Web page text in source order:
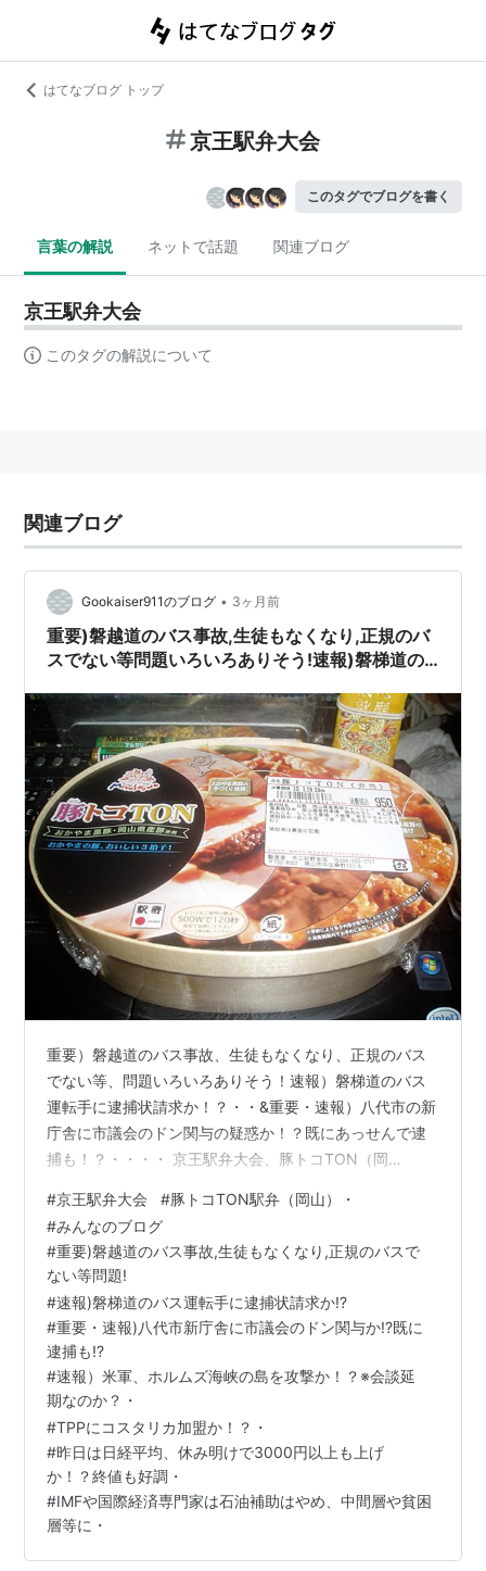
はてなブログ トップ
京王駅弁大会
このタグでブログを書く
言葉の解説 ネットで話題 関連ブログ
京王駅弁大会
このタグの解説について
関連ブログ
Gookaiser911のブログ • 3ヶ月前
重要)磐越道のバス事故,生徒もなくなり,正規のバ
スでない等問題いろいろありそう!速報)磐梯道の
新庁舎に市議会のドン関与か!?既にあっせんで逮
捕も!?&京王駅弁大会,豚トコTON(岡山・・
重要）磐越道のバス事故、生徒もなくなり、正規のバス
でない等、問題いろいろありそう！速報）磐梯道のバス
運転手に逮捕状請求か！？・・&重要・速報）八代市の新
庁舎に市議会のドン関与の疑惑か！？既にあっせんで逮
捕も！？・・・・ 京王駅弁大会、豚トコTON（岡
会談延期なのか？有利にするためか？・＆TPPにコスタ
リカ加盟か！？・＆昨日は日経平均、休み明けで3000円
以上も上げか！？終値も好調・＆IMFや国際経済の専門家
からは、富裕層等にも恩恵のある高市政権のガソリンや
石油補助はやめて、中間層以下や貧困層等に絞るべき
と！・＆ヨワヨワ先生アニメ（以下ネタバレ…
#京王駅弁大会 #豚トコTON駅弁（岡山）・
#みんなのブログ
#重要)磐越道のバス事故,生徒もなくなり,正規のバスで
ない等問題!
#速報)磐梯道のバス運転手に逮捕状請求か!?
#重要・速報)八代市新庁舎に市議会のドン関与か!?既に
逮捕も!?
#速報）米軍、ホルムズ海峡の島を攻撃か！？※会談延
期なのか？・
#TPPにコスタリカ加盟か！？・
#昨日は日経平均、休み明けで3000円以上も上げ
か！？終値も好調・
#IMFや国際経済専門家は石油補助はやめ、中間層や貧困
層等に・